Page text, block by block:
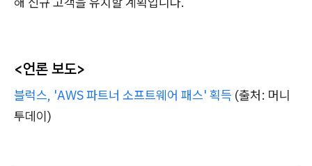
<언론 보도>
블럭스, 'AWS 파트너 소프트웨어 패스' 획득 (출처: 머니
투데이)